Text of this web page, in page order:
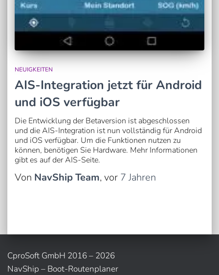
NEUIGKEITEN
AIS-Integration jetzt für Android
und iOS verfügbar
Die Entwicklung der Betaversion ist abgeschlossen
und die AIS-Integration ist nun vollständig für Android
und iOS verfügbar. Um die Funktionen nutzen zu
können, benötigen Sie Hardware. Mehr Informationen
gibt es auf der AIS-Seite.
Von NavShip Team, vor 7 Jahren
CproSoft GmbH 2016 – 2026
NavShip – Boot-Routenplaner